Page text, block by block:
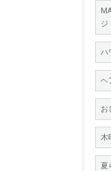
ジ
ハ
ヘ
お
木
夏